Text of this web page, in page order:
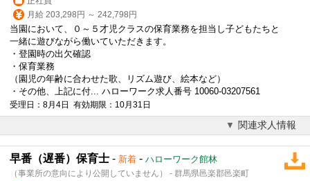
月給 203,298円 ～ 242,798円
当園において、０～５才児クラスの保育業務を担当し子どもたちと
一緒に遊びながら働いていただきます。
・登園時の出欠確認
・保育業務
（園児の年齢に合わせた歌、リズム遊び、絵本など）
・その他、上記に付... ハローワーク求人番号 10060-03207561
受理日：8月4日 有効期限：10月31日
関連求人情報
早番（遅番）保育士 - 新着 - ハローワーク館林
（事業所の意向により公開していません） - 群馬県邑楽郡邑楽町